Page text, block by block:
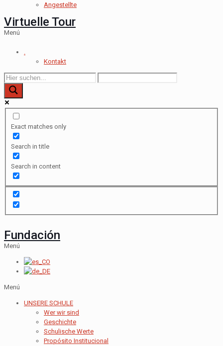
Angestellte
Virtuelle Tour
Menú
.
Kontakt
Exact matches only
Search in title
Search in content
Fundación
Menú
Menú
UNSERE SCHULE
Wer wir sind
Geschichte
Schulische Werte
Propósito Institucional